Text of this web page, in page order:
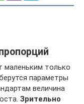
маленьким только
параметры
величина
Зрительно